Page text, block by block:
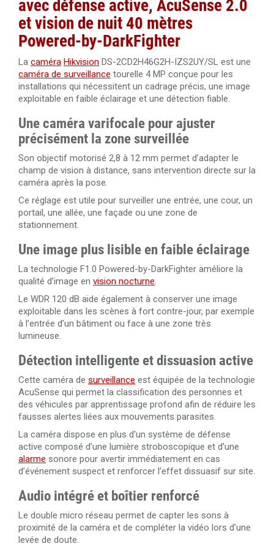
avec défense active, AcuSense 2.0
et vision de nuit 40 mètres
Powered-by-DarkFighter
La caméra Hikvision DS-2CD2H46G2H-IZS2UY/SL est une
caméra de surveillance tourelle 4 MP conçue pour les
installations qui nécessitent un cadrage précis, une image
exploitable en faible éclairage et une détection fiable.
Une caméra varifocale pour ajuster
précisément la zone surveillée
Son objectif motorisé 2,8 à 12 mm permet d’adapter le
champ de vision à distance, sans intervention directe sur la
caméra après la pose.
Ce réglage est utile pour surveiller une entrée, une cour, un
portail, une allée, une façade ou une zone de
stationnement.
Une image plus lisible en faible éclairage
La technologie F1.0 Powered-by-DarkFighter améliore la
qualité d’image en vision nocturne.
Le WDR 120 dB aide également à conserver une image
exploitable dans les scènes à fort contre-jour, par exemple
à l’entrée d’un bâtiment ou face à une zone très
lumineuse.
Détection intelligente et dissuasion active
Cette caméra de surveillance est équipée de la technologie
AcuSense qui permet la classification des personnes et
des véhicules par apprentissage profond afin de réduire les
fausses alertes liées aux mouvements parasites.
La caméra dispose en plus d'un système de défense
active composé d’une lumière stroboscopique et d’une
alarme sonore pour avertir immédiatement en cas
d’événement suspect et renforcer l’effet dissuasif sur site.
Audio intégré et boîtier renforcé
Le double micro réseau permet de capter les sons à
proximité de la caméra et de compléter la vidéo lors d’une
levée de doute.